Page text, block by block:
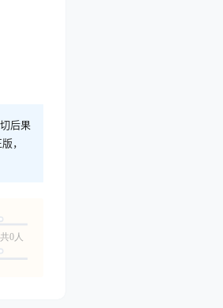
后果
，
共0人